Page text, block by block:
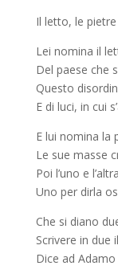
Il letto, le pietre
Lei nomina il
Del paese che
Questo
E di luci, in cui
E lui nomina la
Le sue masse
Poi l’uno e
Uno per dirla
Che si diano
Scrivere in due
Dice ad